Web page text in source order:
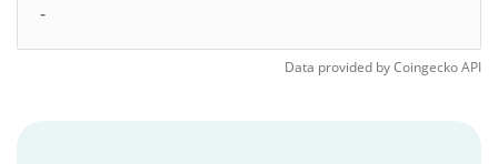
-
Data provided byCoingeckoAPI